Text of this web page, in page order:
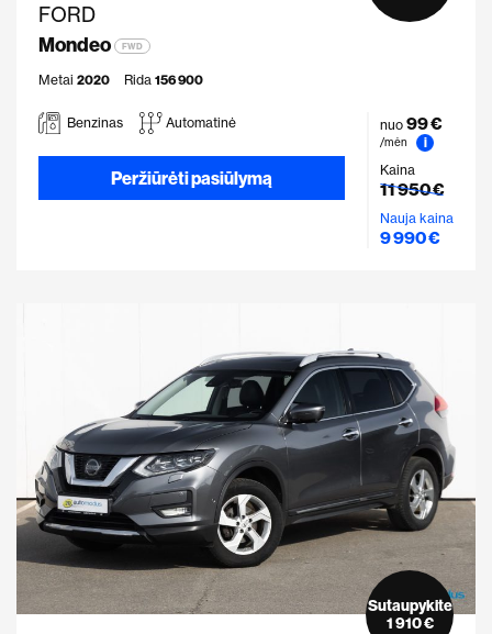
FORD
Mondeo
FWD
Metai 2020 Rida 156 900
Benzinas Automatinė
Peržiūrėti pasiūlymą
nuo 99 €
/mėn
i
Kaina
11 950 €
Nauja kaina
9 990 €
Sutaupykite
1 910 €